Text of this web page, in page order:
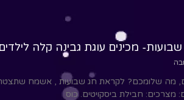
שבועות- מכינים עוגת גבינה קלה
מה שלומכם? לקראת חג שבועות , אשמח
מצרכים: חבילת ביסקויטים. כוס